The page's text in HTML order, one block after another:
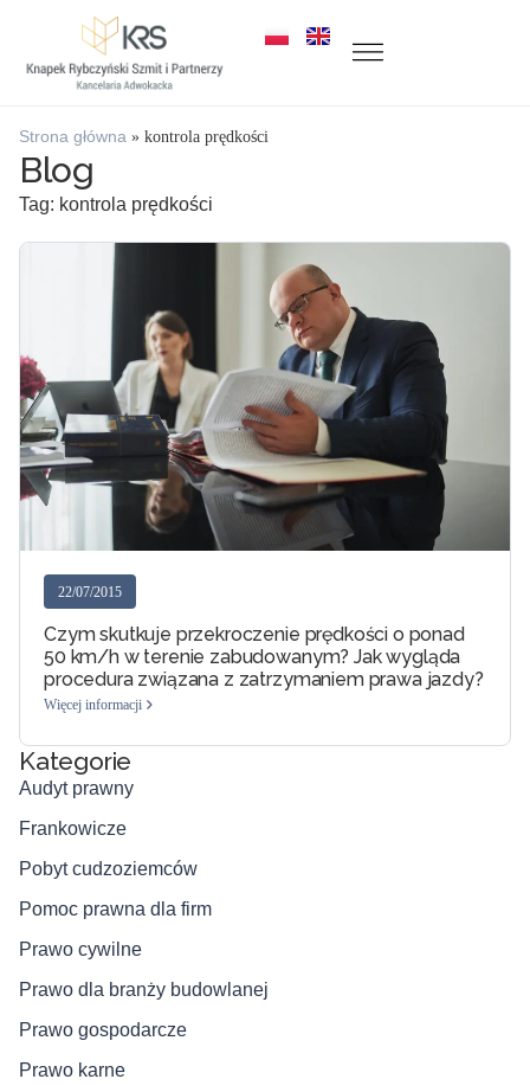
Strona główna » kontrola prędkości
Blog
Tag: kontrola prędkości
22/07/2015
Czym skutkuje przekroczenie prędkości o ponad
50 km/h w terenie zabudowanym? Jak wygląda
procedura związana z zatrzymaniem prawa jazdy?
Więcej informacji
Kategorie
Audyt prawny
Frankowicze
Pobyt cudzoziemców
Pomoc prawna dla firm
Prawo cywilne
Prawo dla branży budowlanej
Prawo gospodarcze
Prawo karne